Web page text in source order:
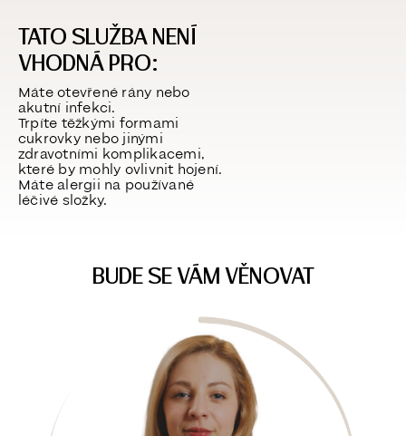
TATO SLUŽBA NENÍ
VHODNÁ PRO:
Máte otevřené rány nebo
akutní infekci.
Trpíte těžkými formami
cukrovky nebo jinými
zdravotními komplikacemi,
které by mohly ovlivnit hojení.
Máte alergii na používané
léčivé složky.
BUDE SE VÁM VĚNOVAT